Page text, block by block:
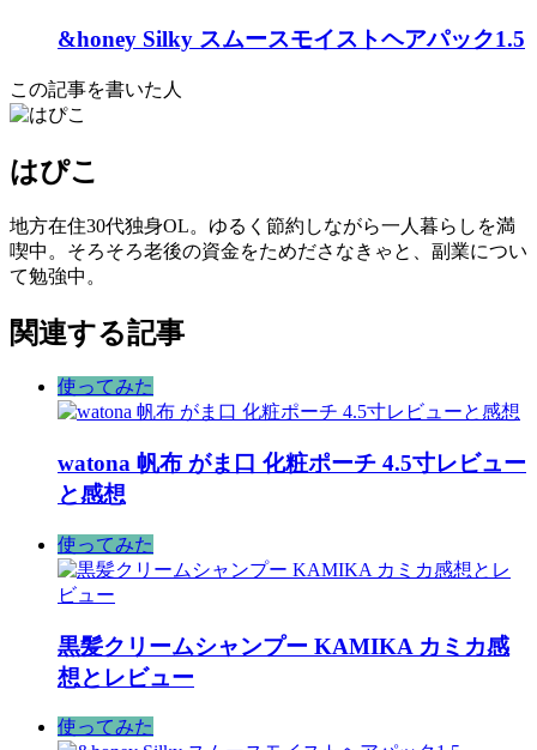
&honey Silky スムースモイストヘアパック1.5
この記事を書いた人
はぴこ
地方在住30代独身OL。ゆるく節約しながら一人暮らしを満
喫中。そろそろ老後の資金をためださなきゃと、副業につい
て勉強中。
関連する記事
使ってみた
watona 帆布 がま口 化粧ポーチ 4.5寸レビュー
と感想
使ってみた
黒髪クリームシャンプー KAMIKA カミカ感
想とレビュー
使ってみた